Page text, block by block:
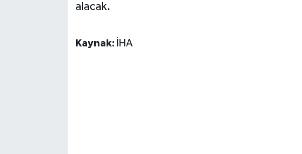
alacak.
Kaynak: İHA